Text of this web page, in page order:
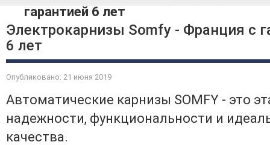
гарантией 6 лет
Электрокарнизы Somfy - Франция с
6 лет
Опубликовано: 21 июня 2019
Автоматические карнизы SOMFY - это
надежности, функциональности и
качества.